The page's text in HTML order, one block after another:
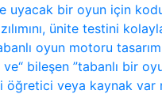
uyacak bir oyun için
ünite testini
oyun motoru
bileşen ”tabanlı bir
öğretici veya kaynak var